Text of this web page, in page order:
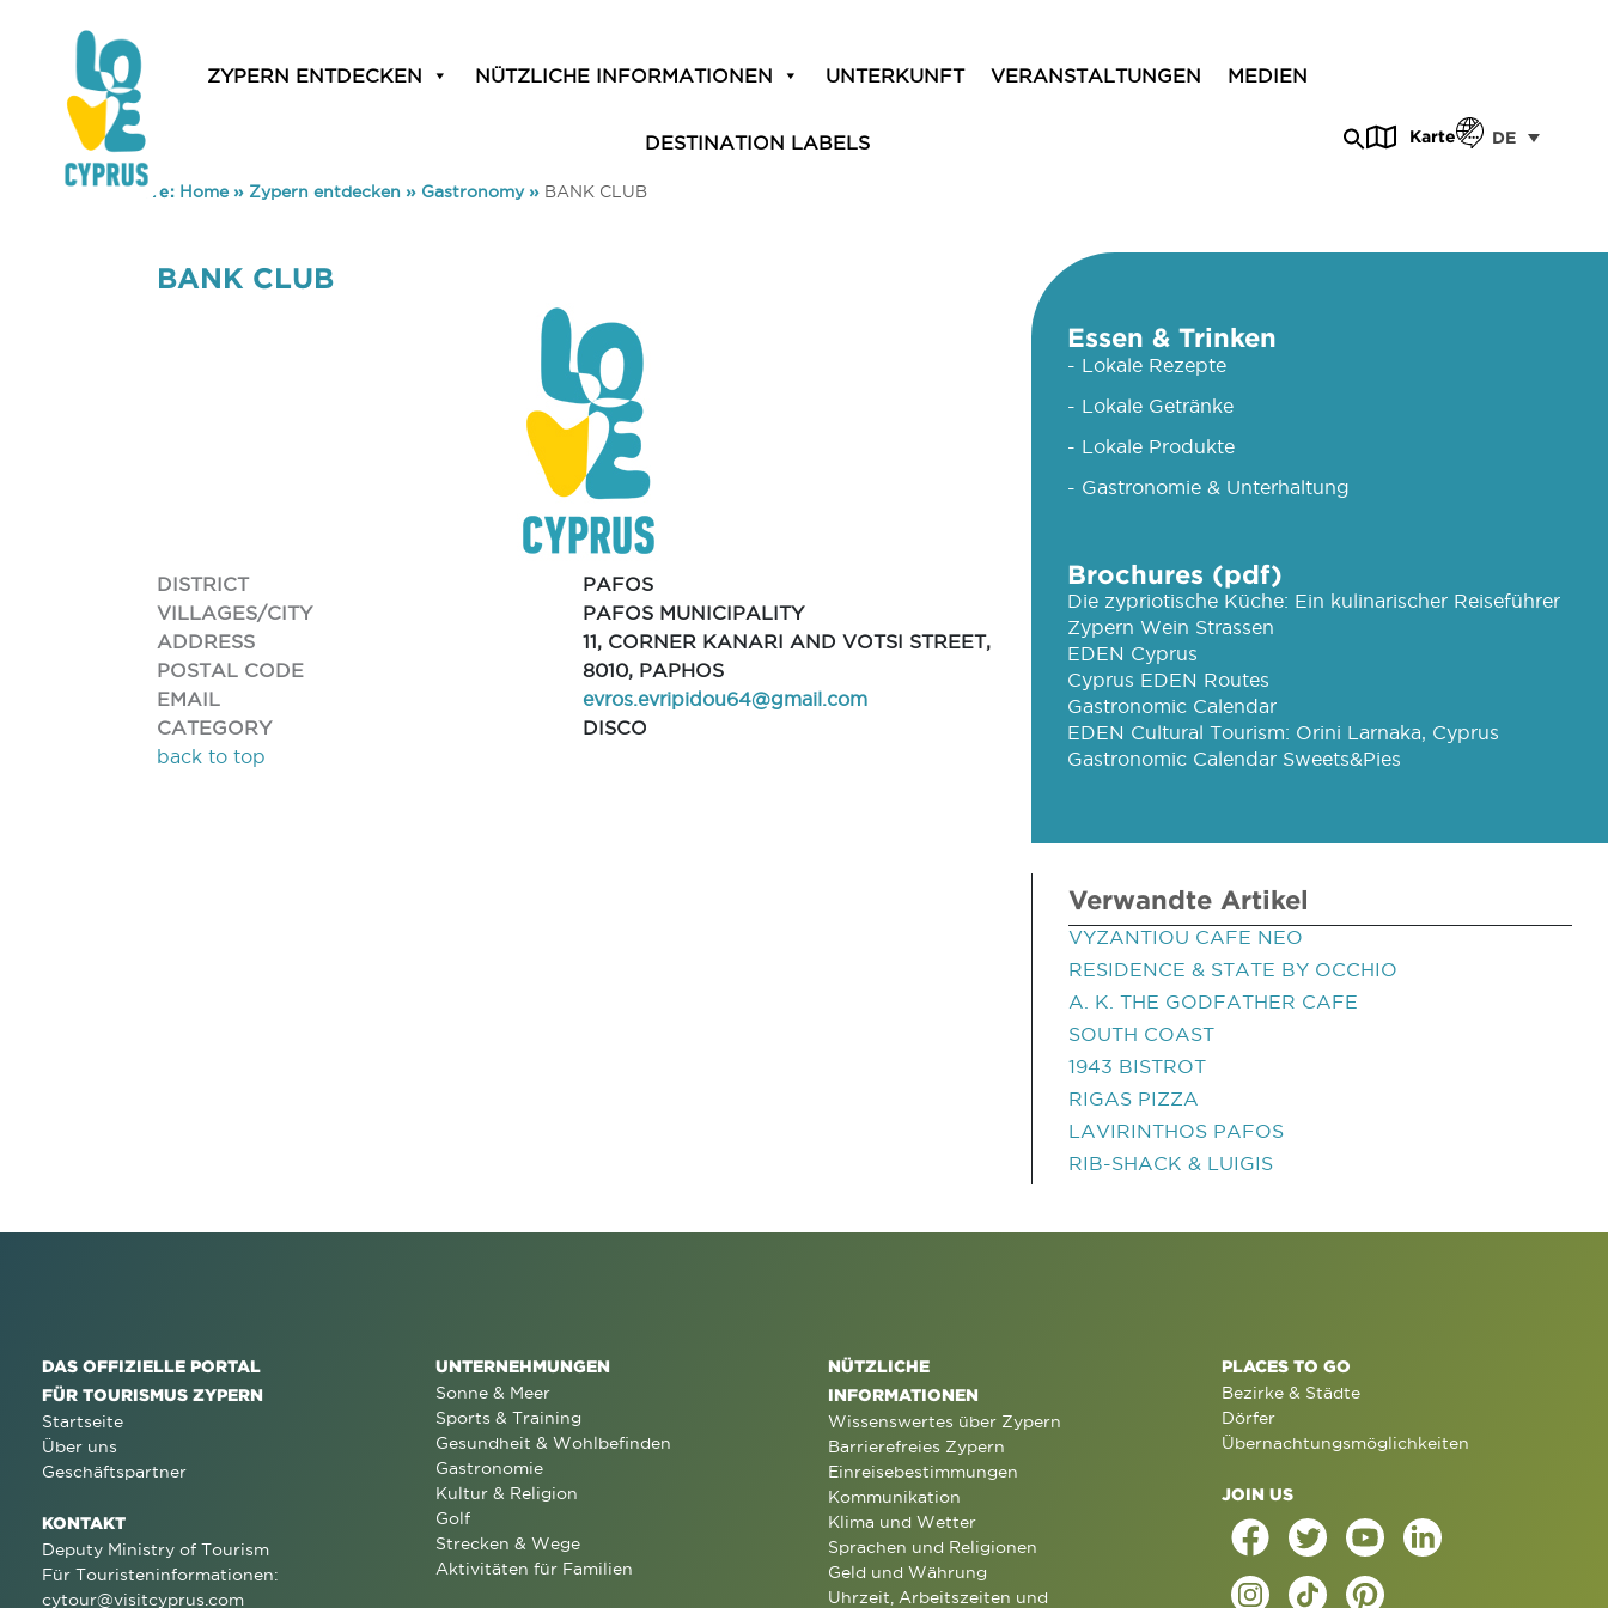
ZYPERN ENTDECKEN NÜTZLICHE INFORMATIONEN UNTERKUNFT VERANSTALTUNGEN MEDIEN
DESTINATION LABELS Karte DE
You are here: Home» Zypern entdecken » Gastronomy» BANK CLUB
BANK CLUB
DISTRICT
PAFOS
VILLAGES/CITY
PAFOS MUNICIPALITY
ADDRESS
11, CORNER KANARI AND VOTSI STREET,
POSTAL CODE
8010, PAPHOS
EMAIL
evros.evripidou64@gmail.com
CATEGORY
DISCO
back to top
Essen & Trinken
- Lokale Rezepte
- Lokale Getränke
- Lokale Produkte
- Gastronomie & Unterhaltung
Brochures (pdf)
Die zypriotische Küche: Ein kulinarischer Reiseführer
Zypern Wein Strassen
EDEN Cyprus
Cyprus EDEN Routes
Gastronomic Calendar
EDEN Cultural Tourism: Orini Larnaka, Cyprus
Gastronomic Calendar Sweets&Pies
Verwandte Artikel
VYZANTIOU CAFE NEO
RESIDENCE & STATE BY OCCHIO
A. K. THE GODFATHER CAFE
SOUTH COAST
1943 BISTROT
RIGAS PIZZA
LAVIRINTHOS PAFOS
RIB-SHACK & LUIGIS
DAS OFFIZIELLE PORTAL
FÜR TOURISMUS ZYPERN
Startseite
Über uns
Geschäftspartner
KONTAKT
Deputy Ministry of Tourism
Für Touristeninformationen:
cytour@visitcyprus.com
UNTERNEHMUNGEN
Sonne & Meer
Sports & Training
Gesundheit & Wohlbefinden
Gastronomie
Kultur & Religion
Golf
Strecken & Wege
Aktivitäten für Familien
NÜTZLICHE
INFORMATIONEN
Wissenswertes über Zypern
Barrierefreies Zypern
Einreisebestimmungen
Kommunikation
Klima und Wetter
Sprachen und Religionen
Geld und Währung
Uhrzeit, Arbeitszeiten und
PLACES TO GO
Bezirke & Städte
Dörfer
Übernachtungsmöglichkeiten
JOIN US